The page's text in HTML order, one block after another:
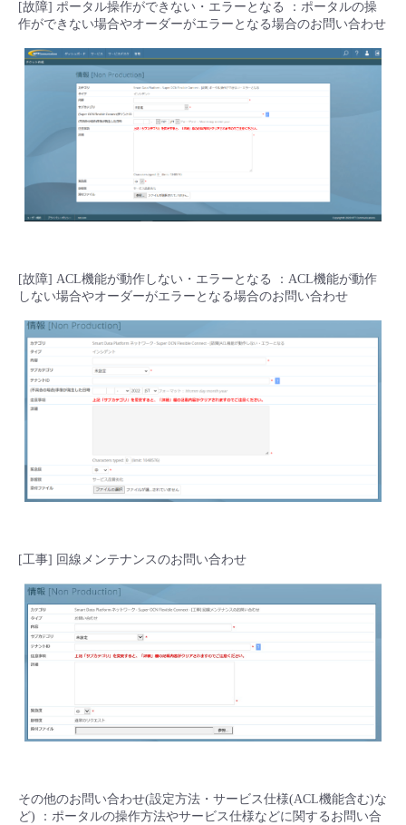
[故障] ポータル操作ができない・エラーとなる ：ポータルの操
作ができない場合やオーダーがエラーとなる場合のお問い合わせ
[故障] ACL機能が動作しない・エラーとなる ：ACL機能が動作
しない場合やオーダーがエラーとなる場合のお問い合わせ
[工事] 回線メンテナンスのお問い合わせ
その他のお問い合わせ(設定方法・サービス仕様(ACL機能含む)な
ど) ：ポータルの操作方法やサービス仕様などに関するお問い合